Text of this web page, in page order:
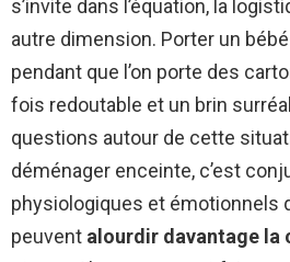
s’invite dans l’équation, la
autre dimension. Porter un
pendant que l’on porte des
fois redoutable et un brin
questions autour de cette
déménager enceinte, c’est
physiologiques et émotionnels
peuvent alourdir davantage la